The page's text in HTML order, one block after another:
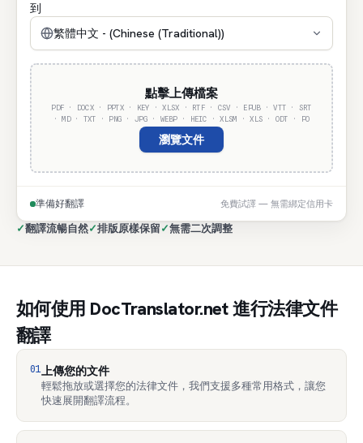
到
繁體中文 - (Chinese (Traditional))
點擊上傳檔案
PDF · DOCX · PPTX · KEY · XLSX · RTF · CSV · EPUB · VTT · SRT
· MD · TXT · PNG · JPG · WEBP · HEIC · XLSM · XLS · ODT · PO
瀏覽文件
準備好翻譯 免費試譯 — 無需綁定信用卡
✓翻譯流暢自然✓排版原樣保留✓無需二次調整
如何使用 DocTranslator.net 進行法律文件
翻譯
01上傳您的文件
輕鬆拖放或選擇您的法律文件，我們支援多種常用格式，讓您
快速展開翻譯流程。